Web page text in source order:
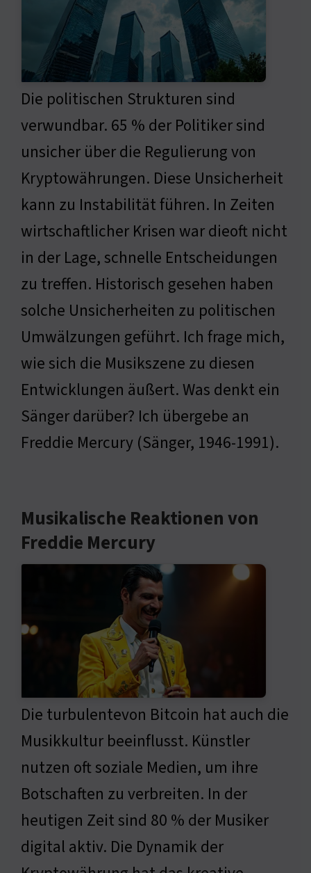
Die politischen Strukturen sind
verwundbar. 65 % der Politiker sind
unsicher über die Regulierung von
Kryptowährungen. Diese Unsicherheit
kann zu Instabilität führen. In Zeiten
wirtschaftlicher Krisen war dieoft nicht
in der Lage, schnelle Entscheidungen
zu treffen. Historisch gesehen haben
solche Unsicherheiten zu politischen
Umwälzungen geführt. Ich frage mich,
wie sich die Musikszene zu diesen
Entwicklungen äußert. Was denkt ein
Sänger darüber? Ich übergebe an
Freddie Mercury (Sänger, 1946-1991).
Musikalische Reaktionen von
Freddie Mercury
Die turbulentevon Bitcoin hat auch die
Musikkultur beeinflusst. Künstler
nutzen oft soziale Medien, um ihre
Botschaften zu verbreiten. In der
heutigen Zeit sind 80 % der Musiker
digital aktiv. Die Dynamik der